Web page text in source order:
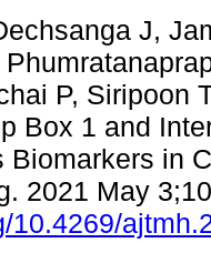
J,
P, Siripoon
Box 1 and
Biomarkers in
2021 May
10.4269/